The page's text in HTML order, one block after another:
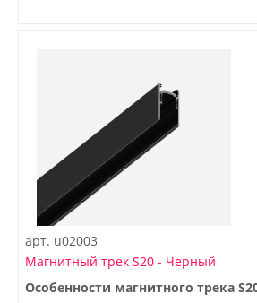
арт. u02003
Магнитный трек S20 - Черный
Особенности магнитного трека